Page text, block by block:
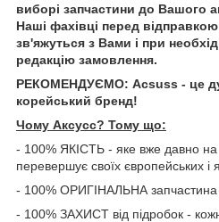
виборі запчастини до Вашого
Наші фахівці перед
зв'яжуться з Вами і при
редакцію замовлення.
РЕКОМЕНДУЄМО: Acsuss - це
корейський бренд!
Чому Aксусс? Тому що:
- 100% ЯКІСТЬ - яке вже давно на
перевершує своїх європейських і
- 100% ОРИГІНАЛЬНА запчастина
- 100% ЗАХИСТ від підробок -